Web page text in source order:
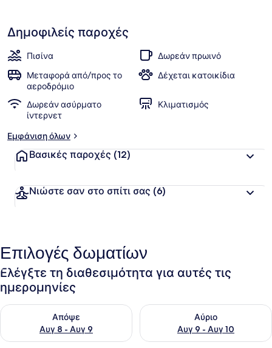
Δημοφιλείς παροχές
Πισίνα
Δωρεάν πρωινό
Μεταφορά από/προς το
αεροδρόμιο
Δέχεται κατοικίδια
Δωρεάν ασύρματο
ίντερνετ
Κλιματισμός
Εμφάνιση όλων
Βασικές παροχές (12)
Νιώστε σαν στο σπίτι σας (6)
Επιλογές δωματίων
Ελέγξτε τη διαθεσιμότητα για αυτές τις
ημερομηνίες
Απόψε
Αυγ 8 - Αυγ 9
Έλεγχος διαθεσιμότητας για απόψε Αυγ 8 - Αυγ 9
Αύριο
Αυγ 9 - Αυγ 10
Έλεγχος διαθεσιμότητας